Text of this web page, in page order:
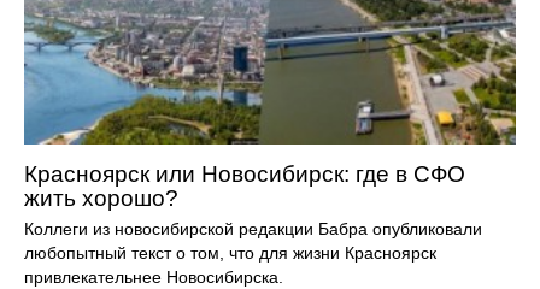
Красноярск или Новосибирск: где в СФО
жить хорошо?
Коллеги из новосибирской редакции Бабра опубликовали
любопытный текст о том, что для жизни Красноярск
привлекательнее Новосибирска.